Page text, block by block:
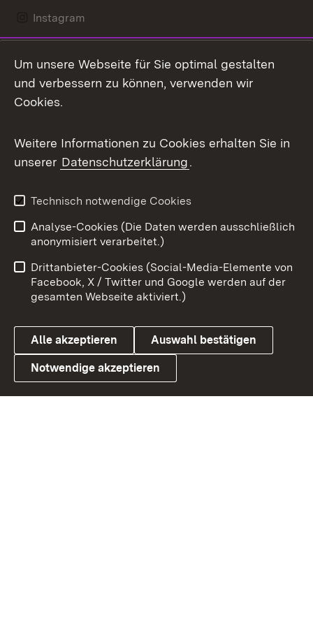
Instagram
Mastodon
Messenger
Social Wall
X / Twitter
Youtube
Link zum Landesportal
Benutzungshinweise
Barrierefreiheit
Datenschutz
Cookies
Um unsere Webseite für Sie optimal gestalten
und verbessern zu können, verwenden wir
Cookies.
Weitere Informationen zu Cookies erhalten Sie in
unserer Datenschutzerklärung.
Technisch notwendige Cookies
Analyse-Cookies (Die Daten werden ausschließlich
anonymisiert verarbeitet.)
Drittanbieter-Cookies (Social-Media-Elemente von
Facebook, X / Twitter und Google werden auf der
gesamten Webseite aktiviert.)
Alle akzeptieren Auswahl bestätigen
Notwendige akzeptieren